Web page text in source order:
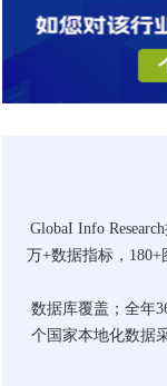
GlobaI Info
万+数据指标，
数据库覆盖；全年
个国家本地化数据